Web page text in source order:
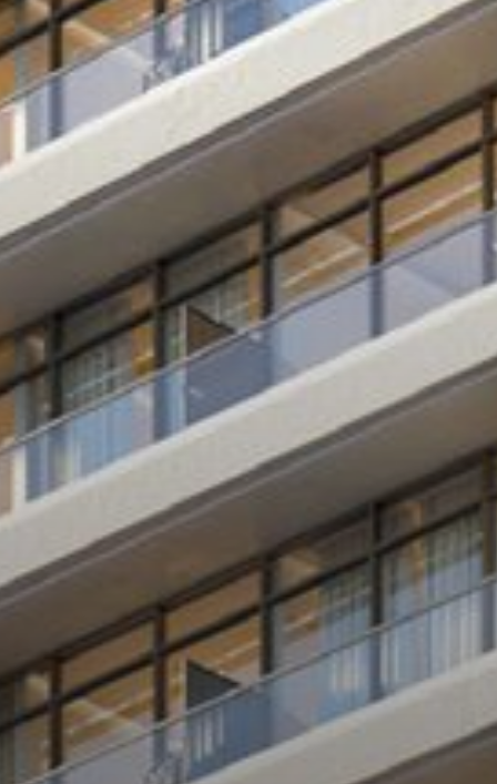
Новостройки
AX Journal
Каталоги
Агенты
About Us